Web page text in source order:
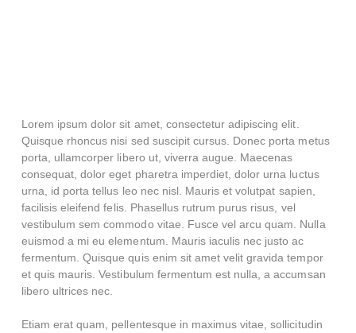
Lorem ipsum dolor sit amet, consectetur adipiscing elit.
Quisque rhoncus nisi sed suscipit cursus. Donec porta metus
porta, ullamcorper libero ut, viverra augue. Maecenas
consequat, dolor eget pharetra imperdiet, dolor urna luctus
urna, id porta tellus leo nec nisl. Mauris et volutpat sapien,
facilisis eleifend felis. Phasellus rutrum purus risus, vel
vestibulum sem commodo vitae. Fusce vel arcu quam. Nulla
euismod a mi eu elementum. Mauris iaculis nec justo ac
fermentum. Quisque quis enim sit amet velit gravida tempor
et quis mauris. Vestibulum fermentum est nulla, a accumsan
libero ultrices nec.
Etiam erat quam, pellentesque in maximus vitae, sollicitudin